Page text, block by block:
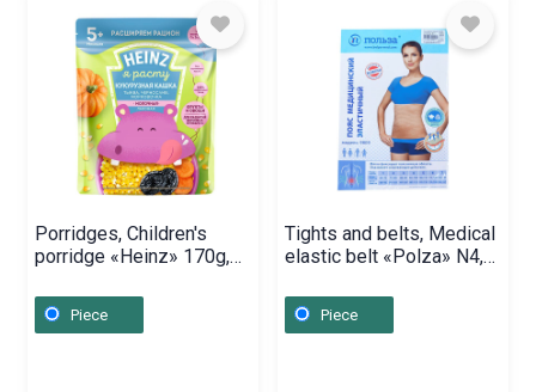
Porridges, Children's
porridge «Heinz» 170g,
Piece
Tights and belts, Medical
elastic belt «Polza» N4,
Piece